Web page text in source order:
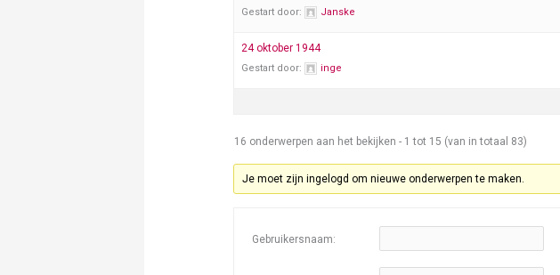
Gestart door: Janske
24 oktober 1944
Gestart door: inge
16 onderwerpen aan het bekijken - 1 tot 15 (van in totaal 83)
Je moet zijn ingelogd om nieuwe onderwerpen te maken.
Gebruikersnaam: